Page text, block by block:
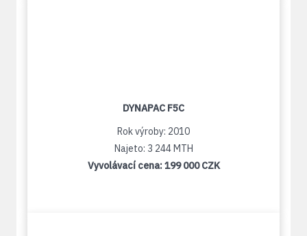
DYNAPAC F5C
Rok výroby: 2010
Najeto: 3 244 MTH
Vyvolávací cena:199 000 CZK